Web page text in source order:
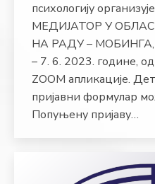
психологију
МЕДИЈАТОР У
НА РАДУ – МОБИНГА,
– 7. 6. 2023. године,
ZООМ апликације.
пријавни формулар
Попуњену пријаву…